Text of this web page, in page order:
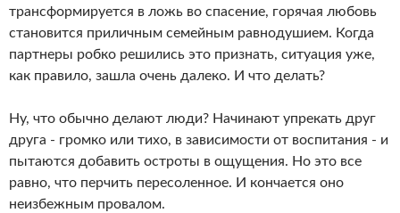
трансформируется в ложь во спасение, горячая любовь
становится приличным семейным равнодушием. Когда
партнеры робко решились это признать, ситуация уже,
как правило, зашла очень далеко. И что делать?
Ну, что обычно делают люди? Начинают упрекать друг
друга - громко или тихо, в зависимости от воспитания - и
пытаются добавить остроты в ощущения. Но это все
равно, что перчить пересоленное. И кончается оно
неизбежным провалом.